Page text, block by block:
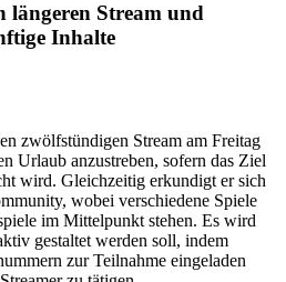
längeren Stream und
Inhalte
zwölfstündigen Stream am Freitag
Urlaub anzustreben, sofern das Ziel
wird. Gleichzeitig erkundigt er sich
wobei verschiedene Spiele
im Mittelpunkt stehen. Es wird
gestaltet werden soll, indem
zur Teilnahme eingeladen